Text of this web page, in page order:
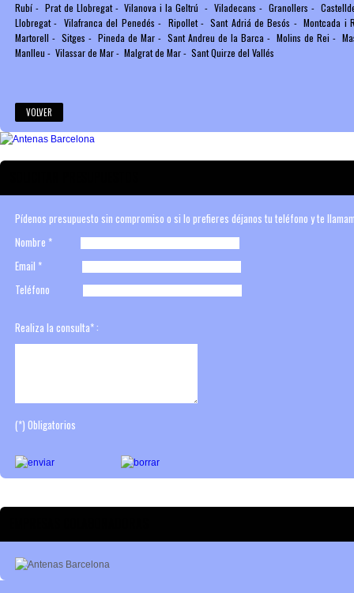
Rubí - Prat de Llobregat-Vilanova i la Geltrú - Viladecans - Granollers -
Llobregat- Vilafranca del Penedés - Ripollet-Sant Adriá de Besós -Montcada i
Martorell - Sitges - Pineda de Mar- Sant Andreu de la Barca - Molins de Rei -
Manlleu - Vilassar de Mar- Malgrat de Mar- Sant Quirze del Vallés
VOLVER
Pídenos presupuesto sin compromiso o si lo prefieres déjanos tu teléfono y te
Nombre *
Email *
Teléfono
Realiza la consulta*:
(*) Obligatorios